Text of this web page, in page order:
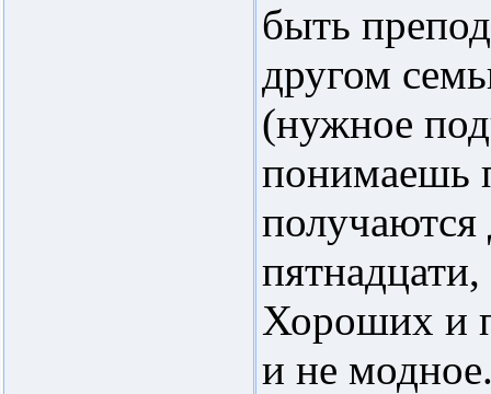
быть
другом
(нужное
понимаешь
получаются
Хороших и
и не